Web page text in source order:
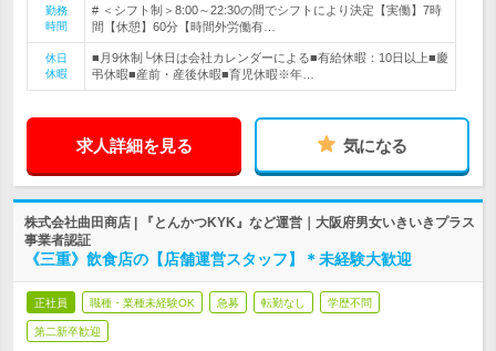
勤務
時間
# ＜シフト制＞8:00～22:30の間でシフトにより決定【実働】7時
間【休憩】60分【時間外労働有…
休日
休暇
■月9休制└休日は会社カレンダーによる■有給休暇：10日以上■慶
弔休暇■産前・産後休暇■育児休暇※年…
求人詳細を見る 気になる
株式会社曲田商店 | 『とんかつKYK』など運営｜大阪府男女いきいきプラス
事業者認証
《三重》飲食店の【店舗運営スタッフ】＊未経験大歓迎
正社員 職種・業種未経験OK 急募 転勤なし 学歴不問
第二新卒歓迎